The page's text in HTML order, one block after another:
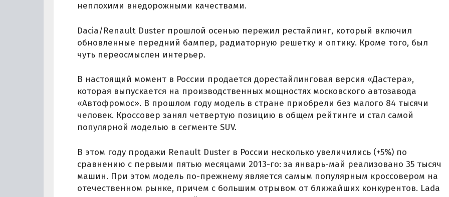
неплохими внедорожными качествами.
Dacia/Renault Duster прошлой осенью пережил рестайлинг, который включил
обновленные передний бампер, радиаторную решетку и оптику. Кроме того, был
чуть переосмыслен интерьер.
В настоящий момент в России продается дорестайлинговая версия «Дастера»,
которая выпускается на производственных мощностях московского автозавода
«Автофромос». В прошлом году модель в стране приобрели без малого 84 тысячи
человек. Кроссовер занял четвертую позицию в общем рейтинге и стал самой
популярной моделью в сегменте SUV.
В этом году продажи Renault Duster в России несколько увеличились (+5%) по
сравнению с первыми пятью месяцами 2013-го: за январь-май реализовано 35 тысяч
машин. При этом модель по-прежнему является самым популярным кроссовером на
отечественном рынке, причем с большим отрывом от ближайших конкурентов. Lada